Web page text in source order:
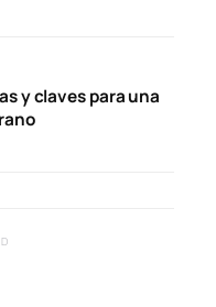
y claves para una